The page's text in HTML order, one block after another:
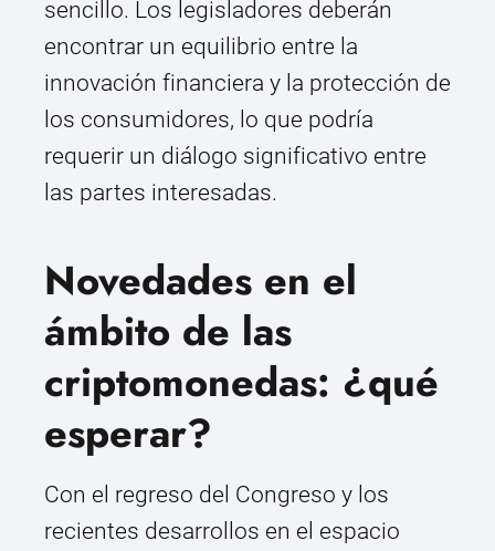
sencillo. Los legisladores deberán
encontrar un equilibrio entre la
innovación financiera y la protección de
los consumidores, lo que podría
requerir un diálogo significativo entre
las partes interesadas.
Novedades en el
ámbito de las
criptomonedas: ¿qué
esperar?
Con el regreso del Congreso y los
recientes desarrollos en el espacio